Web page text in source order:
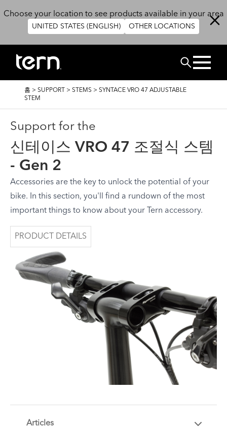
Choose your location to see products available in your area
UNITED STATES (ENGLISH) OTHER LOCATIONS
검색
이
동
홈 > SUPPORT > STEMS > SYNTACE VRO 47 ADJUSTABLE
STEM
Support for the
신테이스 VRO 47 조절식 스템
- Gen 2
Accessories are the key to unlock the potential of your
bike. In this section, you'll find a rundown of the most
important things to know about your Tern accessory.
PRODUCT DETAILS
Articles